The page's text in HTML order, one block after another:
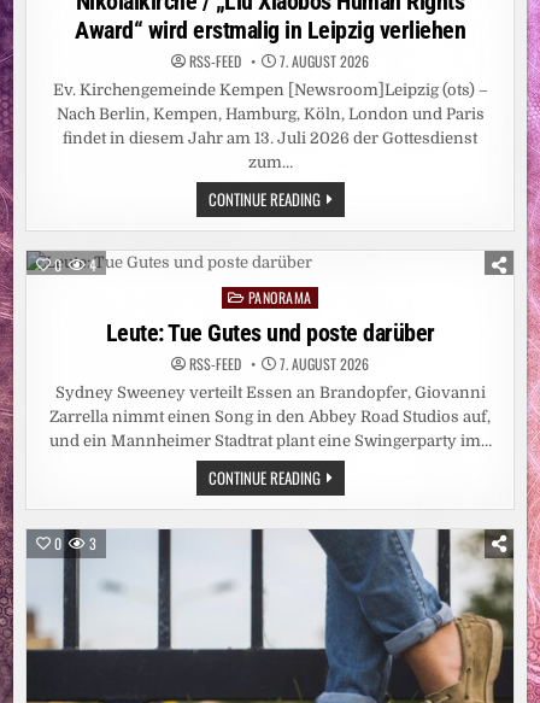
Award“ wird erstmalig in Leipzig verliehen
RSS-FEED 7. AUGUST 2026
Ev. Kirchengemeinde Kempen [Newsroom]Leipzig (ots) –
Nach Berlin, Kempen, Hamburg, Köln, London und Paris
findet in diesem Jahr am 13. Juli 2026 der Gottesdienst
zum…
CONTINUE READINGFRIEDENSGEBET
FÜR
LIU
/
„LIU
XIAOBOS
HUMAN
RIGHTS
AWARD“
WIRD
ERSTMALIG
IN
LEIPZIG
VERLIEHEN
0 4
PostedPANORAMA
Leute: Tue Gutes und poste darüber
RSS-FEED 7. AUGUST 2026
Sydney Sweeney verteilt Essen an Brandopfer, Giovanni
Zarrella nimmt einen Song in den Abbey Road Studios auf,
und ein Mannheimer Stadtrat plant eine Swingerparty im…
CONTINUE READINGLEUTE:
TUE
GUTES
POSTE
DARÜBER
0 3